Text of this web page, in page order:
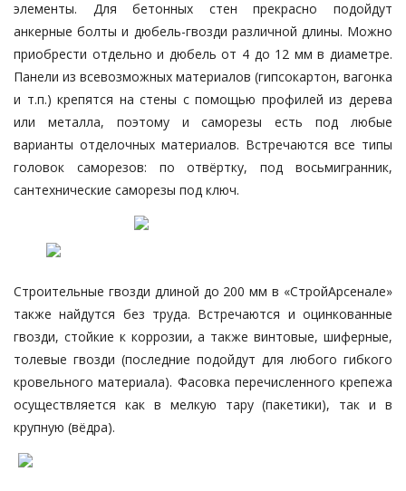
элементы. Для бетонных стен прекрасно подойдут
анкерные болты и дюбель-гвозди различной длины. Можно
приобрести отдельно и дюбель от 4 до 12 мм в диаметре.
Панели из всевозможных материалов (гипсокартон, вагонка
и т.п.) крепятся на стены с помощью профилей из дерева
или металла, поэтому и саморезы есть под любые
варианты отделочных материалов. Встречаются все типы
головок саморезов: по отвёртку, под восьмигранник,
сантехнические саморезы под ключ.
Строительные гвозди длиной до 200 мм в «СтройАрсенале»
также найдутся без труда. Встречаются и оцинкованные
гвозди, стойкие к коррозии, а также винтовые, шиферные,
толевые гвозди (последние подойдут для любого гибкого
кровельного материала). Фасовка перечисленного крепежа
осуществляется как в мелкую тару (пакетики), так и в
крупную (вёдра).